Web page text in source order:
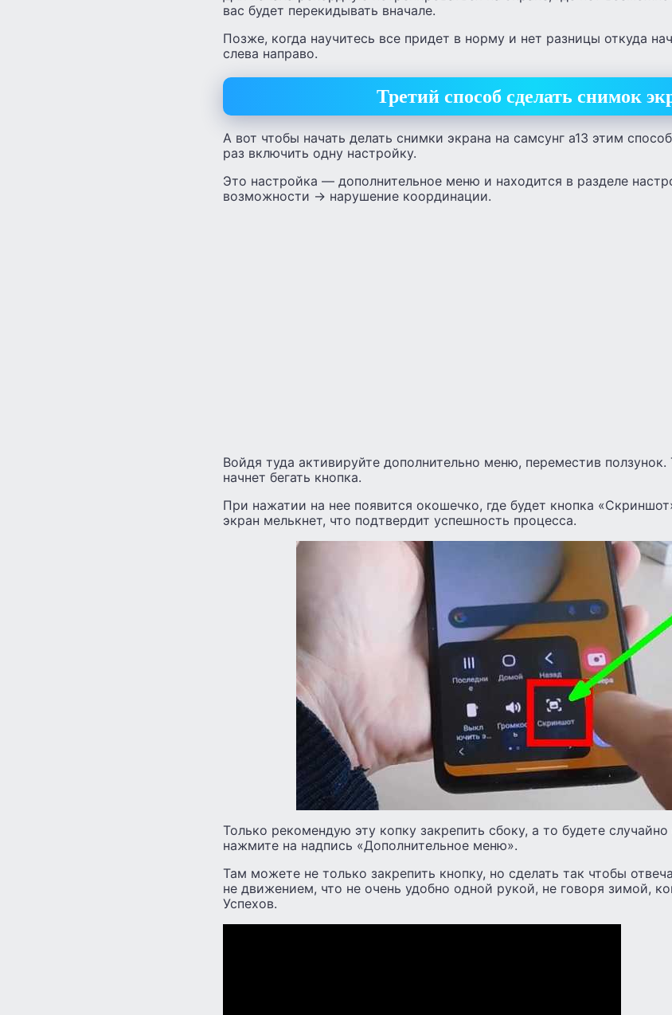
вас будет перекидывать вначале.
Позже, когда научитесь все придет в норму и нет разницы откуда
слева направо.
Третий способ сделать снимок
А вот чтобы начать делать снимки экрана на самсунг а13 этим
раз включить одну настройку.
Это настройка — дополнительное меню и находится в разделе
возможности -> нарушение координации.
Войдя туда активируйте дополнительно меню, переместив
начнет бегать кнопка.
При нажатии на нее появится окошечко, где будет кнопка
экран мелькнет, что подтвердит успешность процесса.
Только рекомендую эту копку закрепить сбоку, а то будете случайно
нажмите на надпись «Дополнительное меню».
Там можете не только закрепить кнопку, но сделать так чтобы
не движением, что не очень удобно одной рукой, не говоря зимой,
Успехов.